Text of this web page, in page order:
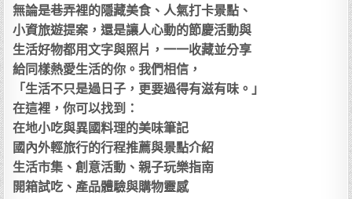
無論是巷弄裡的隱藏美食、人氣打卡景點、
小資旅遊提案，還是讓人心動的節慶活動與
生活好物都用文字與照片，一一收藏並分享
給同樣熱愛生活的你。我們相信，
「生活不只是過日子，更要過得有滋有味。」
在這裡，你可以找到：
在地小吃與異國料理的美味筆記
國內外輕旅行的行程推薦與景點介紹
生活市集、創意活動、親子玩樂指南
開箱試吃、產品體驗與購物靈感